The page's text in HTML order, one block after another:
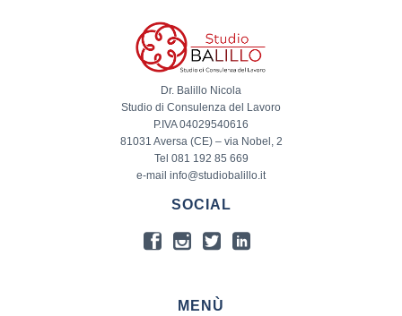
Dr. Balillo Nicola
Studio di Consulenza del Lavoro
P.IVA 04029540616
81031 Aversa (CE) – via Nobel, 2
Tel 081 192 85 669
e-mail info@studiobalillo.it
SOCIAL
MENÙ